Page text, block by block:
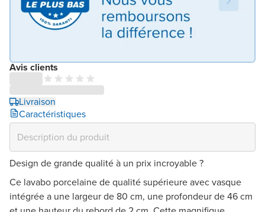
Avis clients
Livraison
Caractéristiques
Design de grande qualité à un prix incroyable ?
Ce lavabo porcelaine de qualité supérieure avec vasque
intégrée a une largeur de 80 cm, une profondeur de 46 cm